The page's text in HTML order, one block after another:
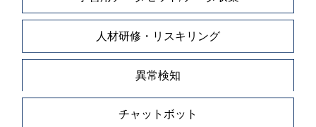
人材研修・リスキリング
異常検知
チャットボット